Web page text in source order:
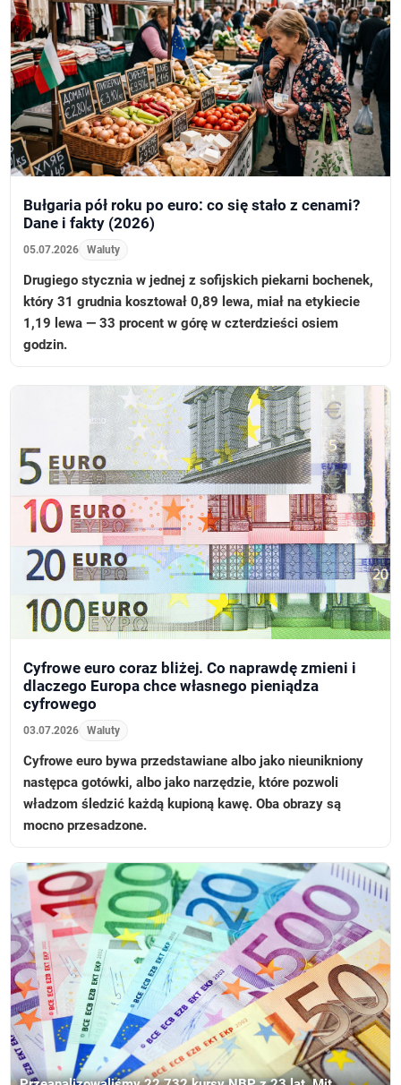
Bułgaria pół roku po euro: co się stało z cenami?
Dane i fakty (2026)
05.07.2026 Waluty
Drugiego stycznia w jednej z sofijskich piekarni bochenek,
który 31 grudnia kosztował 0,89 lewa, miał na etykiecie
1,19 lewa — 33 procent w górę w czterdzieści osiem
godzin.
Cyfrowe euro coraz bliżej. Co naprawdę zmieni i
dlaczego Europa chce własnego pieniądza
cyfrowego
03.07.2026 Waluty
Cyfrowe euro bywa przedstawiane albo jako nieunikniony
następca gotówki, albo jako narzędzie, które pozwoli
władzom śledzić każdą kupioną kawę. Oba obrazy są
mocno przesadzone.